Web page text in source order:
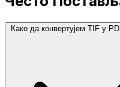
Како да конвертујем TIF у